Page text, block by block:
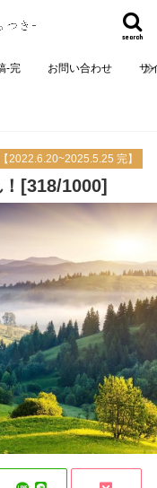
search
-完 お問い合わせ サ
2022.6.20~2025.5.25 完】
[318/1000]